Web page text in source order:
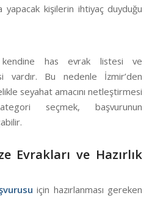
yapacak kişilerin ihtiyaç duyduğu
has evrak listesi ve
vardır. Bu nedenle İzmir’den
seyahat amacını netleştirmesi
seçmek, başvurunun
Evrakları ve Hazırlık
için hazırlanması gereken